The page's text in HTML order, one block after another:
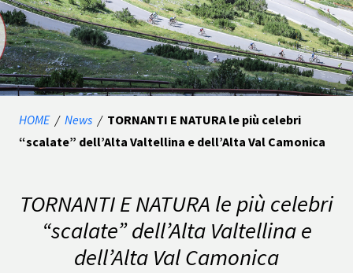
HOME / News / TORNANTI E NATURA le più celebri
“scalate” dell’Alta Valtellina e dell’Alta Val Camonica
TORNANTI E NATURA le più celebri
“scalate” dell’Alta Valtellina e
dell’Alta Val Camonica